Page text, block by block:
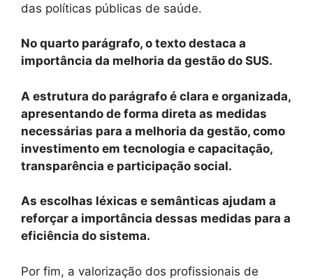
das políticas públicas de saúde.
No quarto parágrafo, o texto destaca a
importância da melhoria da gestão do SUS.
A estrutura do parágrafo é clara e organizada,
apresentando de forma direta as medidas
necessárias para a melhoria da gestão, como
investimento em tecnologia e capacitação,
transparência e participação social.
As escolhas léxicas e semânticas ajudam a
reforçar a importância dessas medidas para a
eficiência do sistema.
Por fim, a valorização dos profissionais de